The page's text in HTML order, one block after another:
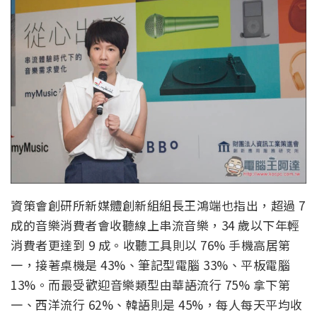
資策會創研所新媒體創新組組長王鴻端也指出，超過 7
成的音樂消費者會收聽線上串流音樂，34 歲以下年輕
消費者更達到 9 成。收聽工具則以 76% 手機高居第
一，接著桌機是 43%、筆記型電腦 33%、平板電腦
13%。而最受歡迎音樂類型由華語流行 75% 拿下第
一、西洋流行 62%、韓語則是 45%，每人每天平均收